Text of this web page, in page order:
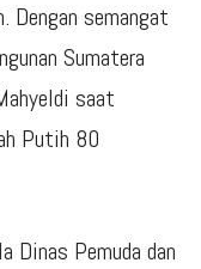
Dengan semangat
Sumatera
saat
Putih 80
Dinas Pemuda dan